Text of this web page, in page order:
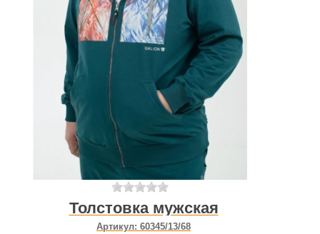
Толстовка мужская
Артикул: 60345/13/68